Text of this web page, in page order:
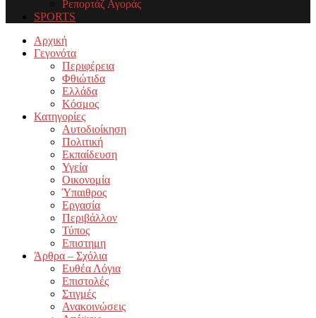
Ρεπορτάζ Αγοράς
SPORTS
Facebook
Twitter
Instagram
Youtube
Email
Αρχική
Γεγονότα
Περιφέρεια
Φθιώτιδα
Ελλάδα
Κόσμος
Κατηγορίες
Αυτοδιοίκηση
Πολιτική
Εκπαίδευση
Υγεία
Οικονομία
Ύπαιθρος
Εργασία
Περιβάλλον
Τύπος
Επιστημη
Άρθρα – Σχόλια
Ευθέα Λόγια
Επιστολές
Στιγμές
Ανακοινώσεις